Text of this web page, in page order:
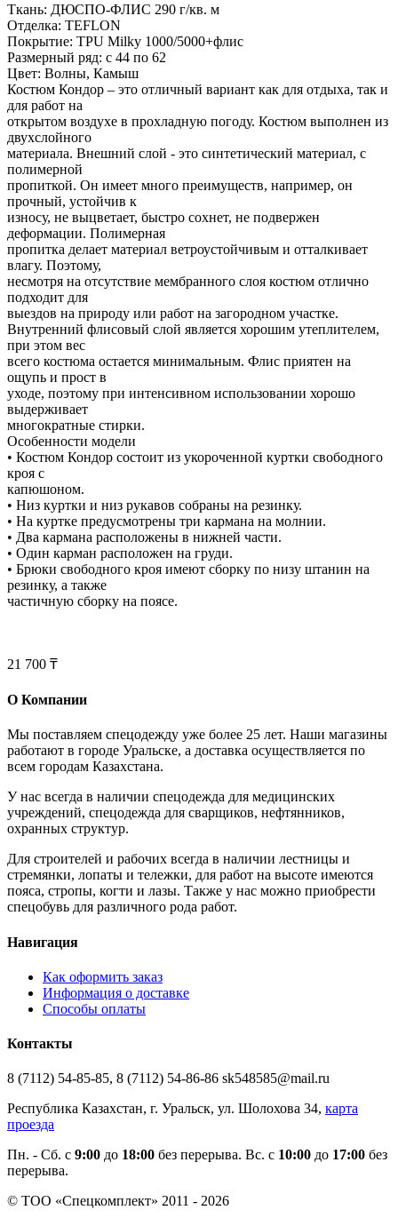
Ткань: ДЮСПО-ФЛИС 290 г/кв. м
Отделка: TEFLON
Покрытие: TPU Milky 1000/5000+флис
Размерный ряд: с 44 по 62
Цвет: Волны, Камыш
Костюм Кондор – это отличный вариант как для отдыха, так и
для работ на
открытом воздухе в прохладную погоду. Костюм выполнен из
двухслойного
материала. Внешний слой - это синтетический материал, с
полимерной
пропиткой. Он имеет много преимуществ, например, он
прочный, устойчив к
износу, не выцветает, быстро сохнет, не подвержен
деформации. Полимерная
пропитка делает материал ветроустойчивым и отталкивает
влагу. Поэтому,
несмотря на отсутствие мембранного слоя костюм отлично
подходит для
выездов на природу или работ на загородном участке.
Внутренний флисовый слой является хорошим утеплителем,
при этом вес
всего костюма остается минимальным. Флис приятен на
ощупь и прост в
уходе, поэтому при интенсивном использовании хорошо
выдерживает
многократные стирки.
Особенности модели
• Костюм Кондор состоит из укороченной куртки свободного
кроя с
капюшоном.
• Низ куртки и низ рукавов собраны на резинку.
• На куртке предусмотрены три кармана на молнии.
• Два кармана расположены в нижней части.
• Один карман расположен на груди.
• Брюки свободного кроя имеют сборку по низу штанин на
резинку, а также
частичную сборку на поясе.
21 700 ₸
О Компании
Мы поставляем спецодежду уже более 25 лет. Наши магазины
работают в городе Уральске, а доставка осуществляется по
всем городам Казахстана.
У нас всегда в наличии спецодежда для медицинских
учреждений, спецодежда для сварщиков, нефтянников,
охранных структур.
Для строителей и рабочих всегда в наличии лестницы и
стремянки, лопаты и тележки, для работ на высоте имеются
пояса, стропы, когти и лазы. Также у нас можно приобрести
спецобувь для различного рода работ.
Навигация
Как оформить заказ
Информация о доставке
Способы оплаты
Контакты
8 (7112) 54-85-85, 8 (7112) 54-86-86 sk548585@mail.ru
Республика Казахстан, г. Уральск, ул. Шолохова 34, карта
проезда
Пн. - Cб. с 9:00 до 18:00 без перерыва. Вс. с 10:00 до 17:00 без
перерыва.
© ТОО «Спецкомплект» 2011 - 2026